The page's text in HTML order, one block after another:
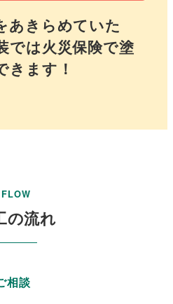
あきらめていた
では火災保険で塗
きます！
く
FLOW
の流れ
相談